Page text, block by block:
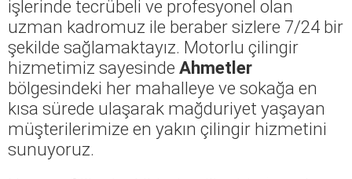
işlerinde tecrübeli ve profesyonel olan
uzman kadromuz ile beraber sizlere 7/24 bir
şekilde sağlamaktayız. Motorlu çilingir
hizmetimiz sayesinde Ahmetler
bölgesindeki her mahalleye ve sokağa en
kısa sürede ulaşarak mağduriyet yaşayan
müşterilerimize en yakın çilingir hizmetini
sunuyoruz.